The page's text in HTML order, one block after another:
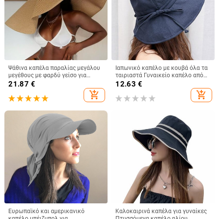
Ψάθινα καπέλα παραλίας μεγάλου
μεγέθους με φαρδύ γείσο για
γυναίκες Με μεγάλη προστασία
από την υπεριώδη ακτινοβολία,
πτυσσόμενο καλοκαιρινό καπέλο
21.87 €
add_shopping_cart
Ιαπωνικό καπέλο με κουβά όλα τα
ταιριαστά Γυναικείο καπέλο από
βαμβακερό καπέλο με φιόγκο με
πτυσσόμενο καπέλο κατά της
12.63 €
add_shopping_cart
Ευρωπαϊκό και αμερικανικό
Καλοκαιρινά καπέλα για γυναίκες